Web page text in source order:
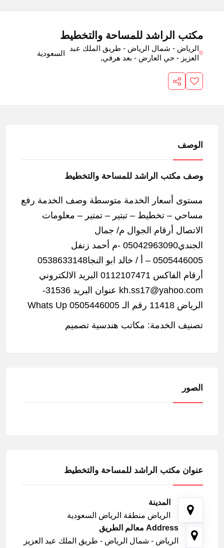
مكتب الراشد للمساحة والتخطيط
الرياض - شمال الرياض - طريق الملك عبد
العزيز - حي العارض - بعد هرفي,
السعودية
الوصف
وصف مكتب الراشد للمساحة والتخطيط
مستوى أسعار الخدمة متوسطة وصف الخدمة رفع
مساحي – تخطيط – تبتير – تمتير – معلومات
الاتصال أرقام الجوال م/ جمال
الجندي05042963090 -م أحمد زنفل
0505446005 – أ / خالد ابو النجا0538633148
أرقام الفاكس 0112107471 البريد الالكتروني
kh.ss17@yahoo.com عنوان البريد 31536-
الرياض 11418 رقم الـ Whats Up 0505446005
تصنيف الخدمة: مكاتب هندسية تصميم
الصور
عنوان مكتب الراشد للمساحة والتخطيط
المدينة
الرياض منطقة الرياض السعودية
Address معالم الطريق
الرياض - شمال الرياض - طريق الملك عبد العزيز